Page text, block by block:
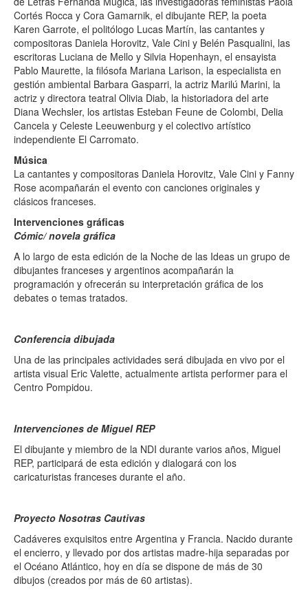
Cortés Rocca y Cora Gamarnik, el dibujante REP, la poeta
Karen Garrote, el politólogo Lucas Martín, las cantantes y
compositoras Daniela Horovitz, Vale Cini y Belén Pasqualini, las
escritoras Luciana de Mello y Silvia Hopenhayn, el ensayista
Pablo Maurette, la filósofa Mariana Larison, la especialista en
gestión ambiental Barbara Gasparri, la actriz Marilú Marini, la
actriz y directora teatral Olivia Diab, la historiadora del arte
Diana Wechsler, los artistas Esteban Feune de Colombi, Delia
Cancela y Celeste Leeuwenburg y el colectivo artístico
independiente El Carromato.
Música
La cantantes y compositoras Daniela Horovitz, Vale Cini y Fanny
Rose acompañarán el evento con canciones originales y
clásicos franceses.
Intervenciones gráficas
Cómic/ novela gráfica
A lo largo de esta edición de la Noche de las Ideas un grupo de
dibujantes franceses y argentinos acompañarán la
programación y ofrecerán su interpretación gráfica de los
debates o temas tratados.
Conferencia dibujada
Una de las principales actividades será dibujada en vivo por el
artista visual Eric Valette, actualmente artista performer para el
Centro Pompidou.
Intervenciones de Miguel REP
El dibujante y miembro de la NDI durante varios años, Miguel
REP, participará de esta edición y dialogará con los
caricaturistas franceses durante el año.
Proyecto Nosotras Cautivas
Cadáveres exquisitos entre Argentina y Francia. Nacido durante
el encierro, y llevado por dos artistas madre-hija separadas por
el Océano Atlántico, hoy en día se dispone de más de 30
dibujos (creados por más de 60 artistas).